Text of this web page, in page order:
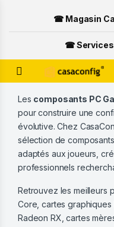
☎ Magasin
☎
Open
Les composants PC
pour construire une
évolutive. Chez
sélection de
adaptés aux joueurs,
professionnels
Retrouvez les meilleurs
Core, cartes graphiques
Radeon RX, cartes